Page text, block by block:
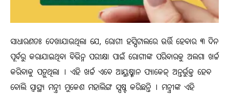
ସାଧାରଣତଃ ଦେଖାଯାଉଥିଲା ଯେ, ରୋଗୀ ହସ୍ପିଟାଲରେ ଭର୍ତ୍ତି ହେବାର ୩ ଦିନ
ପୂର୍ବରୁ କରାଯାଇଥିବା ବିଭିନ୍ନ ପରୀକ୍ଷା ପାଇଁ ରୋଗୀଙ୍କ ପରିବାରକୁ ଅଲଗା ଖର୍ଚ୍ଚ
କରିବାକୁ ପଡ଼ୁଥିଲା । ଏହି ଖର୍ଚ୍ଚ ଏବେ ଆୟୁଷ୍ମାନ ପ୍ୟାକେଜ୍ ଅନ୍ତର୍ଭୁକ୍ତ ହେବ
ବୋଲି ସ୍ୱାସ୍ଥ୍ୟ ମନ୍ତ୍ରୀ ମୁକେଶ ମହାଲିଙ୍ଗ ସ୍ପଷ୍ଟ କରିଛନ୍ତି । ମନ୍ତ୍ରୀଙ୍କ ଏହି